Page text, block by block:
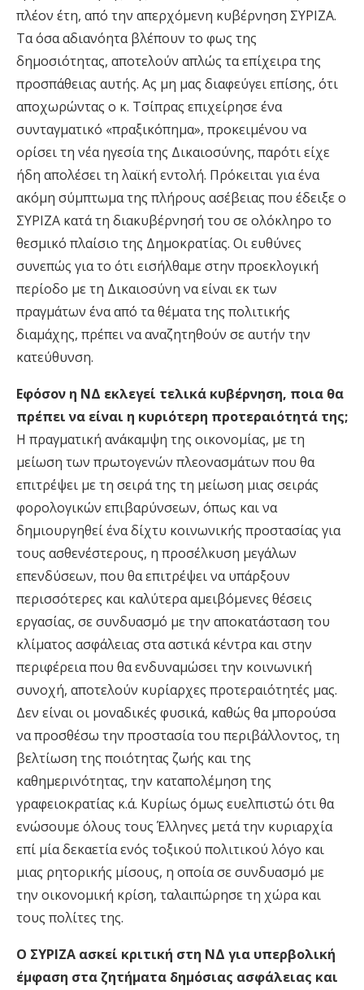
πλέον έτη, από την απερχόμενη κυβέρνηση ΣΥΡΙΖΑ.
Τα όσα αδιανόητα βλέπουν το φως της
δημοσιότητας, αποτελούν απλώς τα επίχειρα της
προσπάθειας αυτής. Ας μη μας διαφεύγει επίσης, ότι
αποχωρώντας ο κ. Τσίπρας επιχείρησε ένα
συνταγματικό «πραξικόπημα», προκειμένου να
ορίσει τη νέα ηγεσία της Δικαιοσύνης, παρότι είχε
ήδη απολέσει τη λαϊκή εντολή. Πρόκειται για ένα
ακόμη σύμπτωμα της πλήρους ασέβειας που έδειξε ο
ΣΥΡΙΖΑ κατά τη διακυβέρνησή του σε ολόκληρο το
θεσμικό πλαίσιο της Δημοκρατίας. Οι ευθύνες
συνεπώς για το ότι εισήλθαμε στην προεκλογική
περίοδο με τη Δικαιοσύνη να είναι εκ των
πραγμάτων ένα από τα θέματα της πολιτικής
διαμάχης, πρέπει να αναζητηθούν σε αυτήν την
κατεύθυνση.
Εφόσον η ΝΔ εκλεγεί τελικά κυβέρνηση, ποια θα
πρέπει να είναι η κυριότερη προτεραιότητά της;
Η πραγματική ανάκαμψη της οικονομίας, με τη
μείωση των πρωτογενών πλεονασμάτων που θα
επιτρέψει με τη σειρά της τη μείωση μιας σειράς
φορολογικών επιβαρύνσεων, όπως και να
δημιουργηθεί ένα δίχτυ κοινωνικής προστασίας για
τους ασθενέστερους, η προσέλκυση μεγάλων
επενδύσεων, που θα επιτρέψει να υπάρξουν
περισσότερες και καλύτερα αμειβόμενες θέσεις
εργασίας, σε συνδυασμό με την αποκατάσταση του
κλίματος ασφάλειας στα αστικά κέντρα και στην
περιφέρεια που θα ενδυναμώσει την κοινωνική
συνοχή, αποτελούν κυρίαρχες προτεραιότητές μας.
Δεν είναι οι μοναδικές φυσικά, καθώς θα μπορούσα
να προσθέσω την προστασία του περιβάλλοντος, τη
βελτίωση της ποιότητας ζωής και της
καθημερινότητας, την καταπολέμηση της
γραφειοκρατίας κ.ά. Κυρίως όμως ευελπιστώ ότι θα
ενώσουμε όλους τους Έλληνες μετά την κυριαρχία
επί μία δεκαετία ενός τοξικού πολιτικού λόγο και
μιας ρητορικής μίσους, η οποία σε συνδυασμό με
την οικονομική κρίση, ταλαιπώρησε τη χώρα και
τους πολίτες της.
Ο ΣΥΡΙΖΑ ασκεί κριτική στη ΝΔ για υπερβολική
έμφαση στα ζητήματα δημόσιας ασφάλειας και